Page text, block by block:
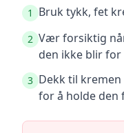
1 Bruk tykk, fet
2 Vær forsiktig
den ikke blir for
3 Dekk til
for å holde den